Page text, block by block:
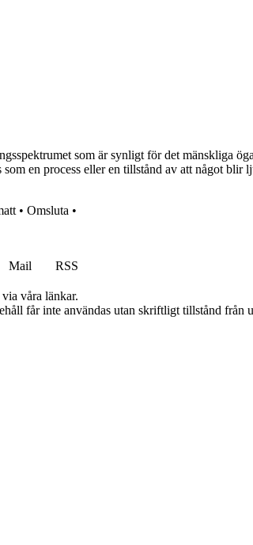
som är synligt för det mänskliga
en process eller en tillstånd av att något
• Omsluta •
Mail
RSS
våra länkar.
får inte användas utan skriftligt tillstånd från